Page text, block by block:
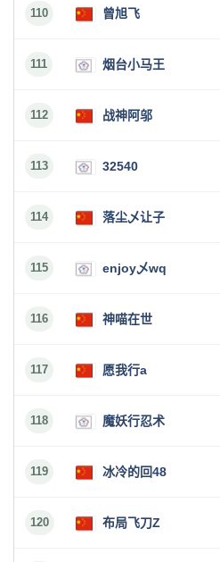
110 曾旭飞
111 烟台小马王
112 战神阿邬
113 32540
114 落尘乄让子
115 enjoy乄wq
116 神喵在世
117 愿我行a
118 魔妖行忍术
119 冰冷的回48
120 布局飞刀Z